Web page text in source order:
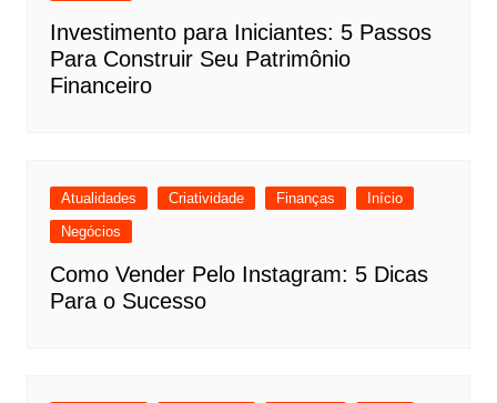
Investimento para Iniciantes: 5 Passos
Para Construir Seu Patrimônio
Financeiro
Atualidades Criatividade Finanças
Início
Negócios
Como Vender Pelo Instagram: 5 Dicas
Para o Sucesso